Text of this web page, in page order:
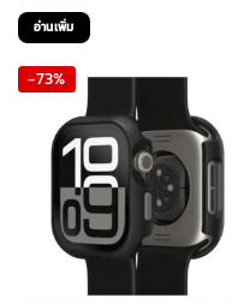
price
was:
790 ฿.190 ฿.
อ่านเพิ่ม
-73%